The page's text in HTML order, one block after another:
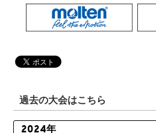
過去の大会はこちら